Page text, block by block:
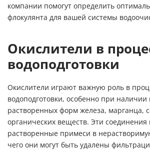
компании помогут определить
флокулянта для вашей системы
Окислители в
водоподготовки
Окислители играют важную роль в
водоподготовки, особенно при наличии
растворенных форм железа, марганца,
органических веществ. Эти соединения
растворенные примеси в
чего они могут быть удалены